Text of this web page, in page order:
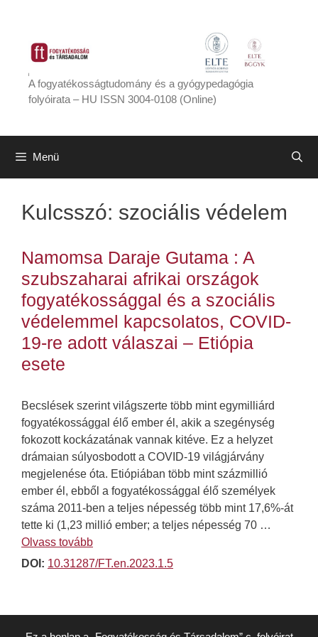
tartalomba
A fogyatékosságtudomány és a gyógypedagógia
folyóirata – HU ISSN 3004-0108 (Online)
Menü
Kulcsszó: szociális védelem
Namomsa Daraje Gutama : A
szubszaharai afrikai országok
fogyatékossággal és a szociális
védelemmel kapcsolatos, COVID-
19-re adott válaszai – Etiópia
esete
Becslések szerint világszerte több mint egymilliárd
fogyatékossággal élő ember él, akik a szegénység
fokozott kockázatának vannak kitéve. Ez a helyzet
drámaian súlyosbodott a COVID-19 világjárvány
megjelenése óta. Etiópiában több mint százmillió
ember él, ebből a fogyatékossággal élő személyek
száma 2011-ben a teljes népesség több mint 17,6%-át
tette ki (1,23 millió ember; a teljes népesség 70 …
Olvass tovább
DOI: 10.31287/FT.en.2023.1.5